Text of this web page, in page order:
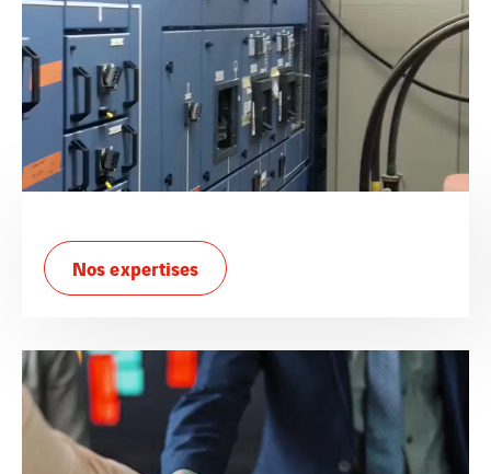
Nos expertises